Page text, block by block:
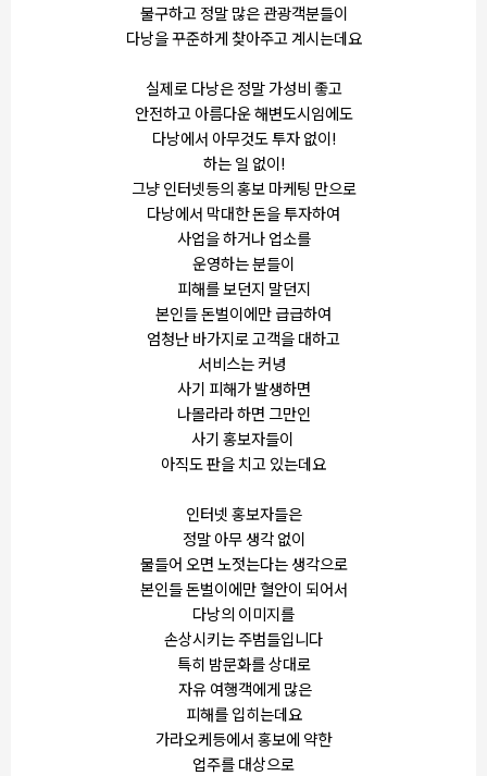
불구하고 정말 많은 관광객분들이
다낭을 꾸준하게 찾아주고 계시는데요
실제로 다낭은 정말 가성비 좋고
안전하고 아름다운 해변도시임에도
다낭에서 아무것도 투자 없이!
하는 일 없이!
그냥 인터넷등의 홍보 마케팅 만으로
다낭에서 막대한 돈을 투자하여
사업을 하거나 업소를
운영하는 분들이
피해를 보던지 말던지
본인들 돈벌이에만 급급하여
엄청난 바가지로 고객을 대하고
서비스는 커녕
사기 피해가 발생하면
나몰라라 하면 그만인
사기 홍보자들이
아직도 판을 치고 있는데요
인터넷 홍보자들은
정말 아무 생각 없이
물들어 오면 노젓는다는 생각으로
본인들 돈벌이에만 혈안이 되어서
다낭의 이미지를
손상시키는 주범들입니다
특히 밤문화를 상대로
자유 여행객에게 많은
피해를 입히는데요
가라오케등에서 홍보에 약한
업주를 대상으로